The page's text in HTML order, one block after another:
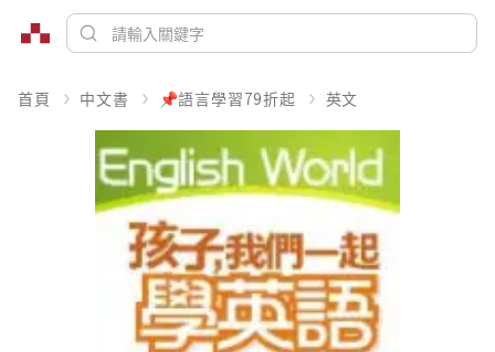
首頁 中文書 📌語言學習79折起 英文